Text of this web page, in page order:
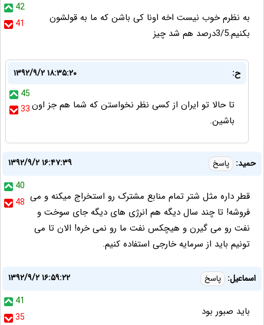
42
41
به نظرم خوب نیست اخه اونا کی باشن که ما به قولشون
بکنیم.3/5درصد هم شد چیز
ح:
۱۳۹۲/۹/۲ ۱۸:۳۵:۲۰
45
33تا حالا تو ایران از کسی نظر نخواستن که شما هم جز اون
باشین.
حمید: پاسخ
۱۳۹۲/۹/۲ ۱۶:۴۷:۳۹
40
48 قطر داره مثل شتر تمام منابع مشترک رو استخراج میکنه و می
فروشه! تا چند سال دیگه هم انرژی های دیگه جای سوخت و
نفت رو می گیرن و هیچکس نفت ما رو نمی خره! الان تا می
تونیم باید از سرمایه خارجی استفاده کنیم.
اسماعيل: پاسخ
۱۳۹۲/۹/۲ ۱۶:۵۹:۲۲
41
35
بايد صبور بود